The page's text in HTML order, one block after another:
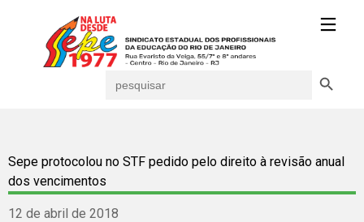
for:
Sepe protocolou no STF pedido pelo direito à revisão anual
dos vencimentos
12 de abril de 2018